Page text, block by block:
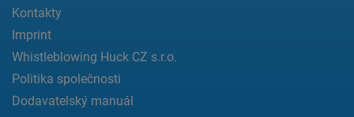
Kontakty
Imprint
Whistleblowing Huck CZ s.r.o.
Politika společnosti
Dodavatelský manuál